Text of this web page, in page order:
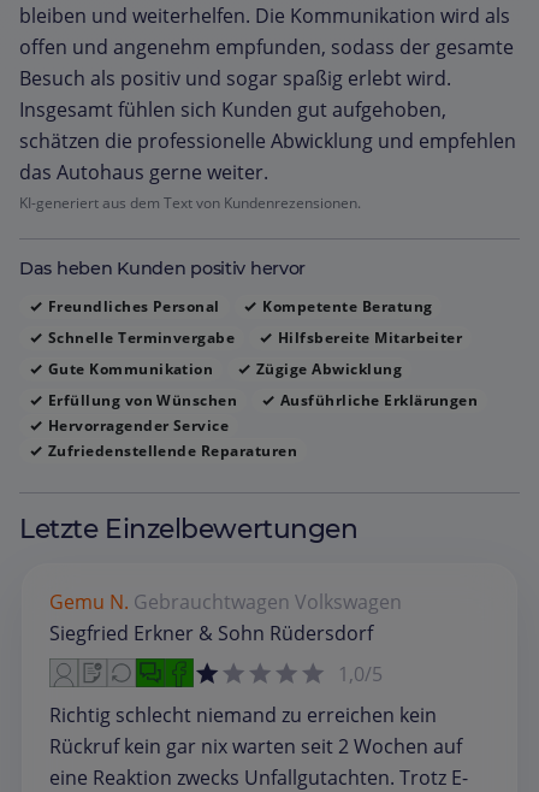
bleiben und weiterhelfen. Die Kommunikation wird als
offen und angenehm empfunden, sodass der gesamte
Besuch als positiv und sogar spaßig erlebt wird.
Insgesamt fühlen sich Kunden gut aufgehoben,
schätzen die professionelle Abwicklung und empfehlen
das Autohaus gerne weiter.
KI-generiert aus dem Text von Kundenrezensionen.
Das heben Kunden positiv hervor
Freundliches Personal
Kompetente Beratung
Schnelle Terminvergabe
Hilfsbereite Mitarbeiter
Gute Kommunikation
Zügige Abwicklung
Erfüllung von Wünschen
Ausführliche Erklärungen
Hervorragender Service
Zufriedenstellende Reparaturen
Letzte Einzelbewertungen
Gemu N. Gebrauchtwagen Volkswagen
Siegfried Erkner & Sohn Rüdersdorf
1,0/5
Richtig schlecht niemand zu erreichen kein
Rückruf kein gar nix warten seit 2 Wochen auf
eine Reaktion zwecks Unfallgutachten. Trotz E-